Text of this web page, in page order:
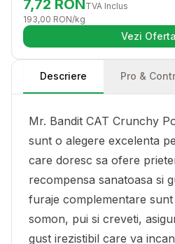
7,72 RONTVA Inclus
193,00 RON/kg
Vezi Oferta
(se
Descriere Pro &
Mr. Bandit CAT Crunchy
sunt o alegere excelenta
care doresc sa ofere
recompensa sanatoasa si
furaje complementare
somon, pui si creveti,
gust irezistibil care va